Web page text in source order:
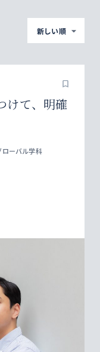
新しい順
けて、明確
ローバル学科